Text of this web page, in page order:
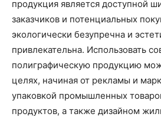
продукция является доступной
заказчиков и потенциальных
экологически безупречна и
привлекательна. Использовать
полиграфическую продукцию
целях, начиная от рекламы и
упаковкой промышленных
продуктов, а также дизайном